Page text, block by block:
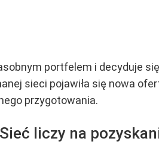
portfelem i decyduje
sieci pojawiła się nowa
przygotowania.
liczy na